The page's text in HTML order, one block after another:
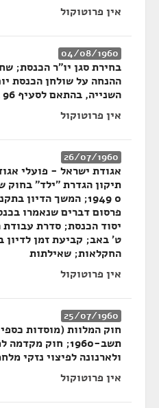
אין פרוטוקול
04/08/1960
בחירת סגן יו"ר הכנסת;
ההנחה על שולחן הכנסת
השנייה, בהתאם לסעיף 96 בתקנון
אין פרוטוקול
26/07/1960
אגודת ישראל - פועלי
תיקון הגדרת "ילד"
0 1949; המשך הדיון
יסוד הכנסת; סדרת
ט' באב; קביעת זמן לדיון
החקלאות; שאילתות
אין פרוטוקול
25/07/1960
חוק המלוות (מוסדות
תשב-1960; חוק
ולארנונה לפיצוי נזקי
אין פרוטוקול